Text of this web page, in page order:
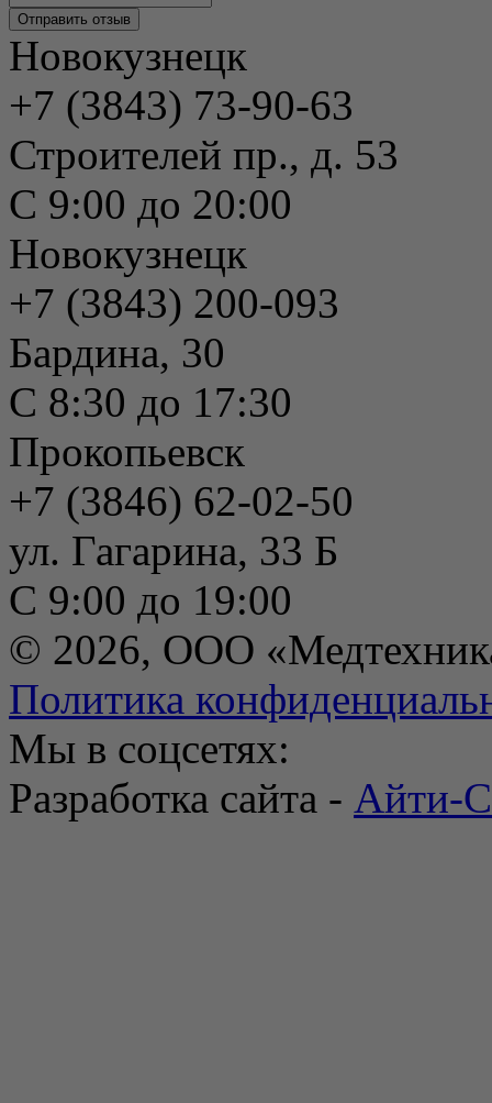
Новокузнецк
+7 (3843) 73-90-63
Строителей пр., д. 53
С 9:00 до 20:00
Новокузнецк
+7 (3843) 200-093
Бардина, 30
С 8:30 до 17:30
Прокопьевск
+7 (3846) 62-02-50
ул. Гагарина, 33 Б
С 9:00 до 19:00
© 2026, ООО
Политика
Мы в соцсетях:
Разработка сайта - Айти-